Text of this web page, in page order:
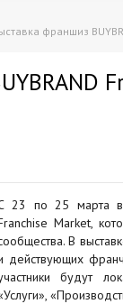
франшиз
23 по 25 марта в
Market,
В
действующих
будут